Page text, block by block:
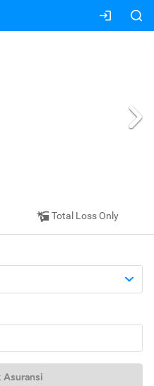
Total Loss Only
Asuransi